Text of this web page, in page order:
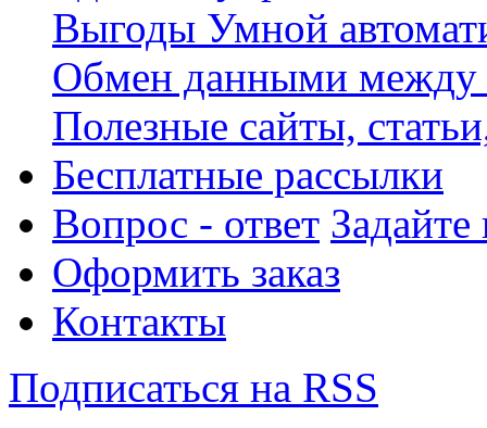
Выгоды Умной
Обмен данными между
Полезные сайты,
Бесплатные рассылки
Вопрос - ответ
Оформить заказ
Контакты
Подписаться на RSS